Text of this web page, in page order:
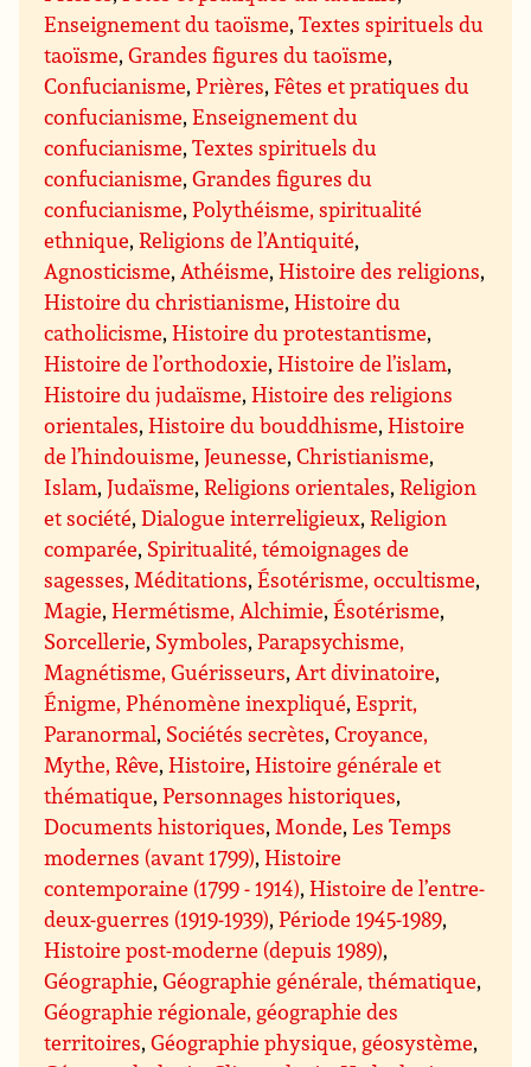
Enseignement du taoïsme,Textes spirituels du
taoïsme,Grandes figures du taoïsme,
Confucianisme,Prières,Fêtes et pratiques du
confucianisme,Enseignement du
confucianisme,Textes spirituels du
confucianisme,Grandes figures du
confucianisme,Polythéisme, spiritualité
ethnique,Religions de l’Antiquité,
Agnosticisme, Athéisme,Histoire des religions,
Histoire du christianisme,Histoire du
catholicisme,Histoire du protestantisme,
Histoire de l’orthodoxie,Histoire de l’islam,
Histoire du judaïsme,Histoire des religions
orientales,Histoire du bouddhisme,Histoire
de l’hindouisme,Jeunesse,Christianisme,
Islam,Judaïsme,Religions orientales,Religion
et société,Dialogue interreligieux,Religion
comparée, Spiritualité, témoignages de
sagesses, Méditations,Ésotérisme, occultisme,
Magie,Hermétisme, Alchimie,Ésotérisme,
Sorcellerie, Symboles,Parapsychisme,
Magnétisme, Guérisseurs, Art divinatoire,
Énigme, Phénomène inexpliqué,Esprit,
Paranormal, Sociétés secrètes,Croyance,
Mythe, Rêve,Histoire,Histoire générale et
thématique,Personnages historiques,
Documents historiques, Monde,Les Temps
modernes (avant 1799),Histoire
contemporaine (1799 - 1914),Histoire de l’entre-
deux-guerres (1919-1939),Période 1945-1989,
Histoire post-moderne (depuis 1989),
Géographie,Géographie générale, thématique,
Géographie régionale, géographie des
territoires,Géographie physique, géosystème,